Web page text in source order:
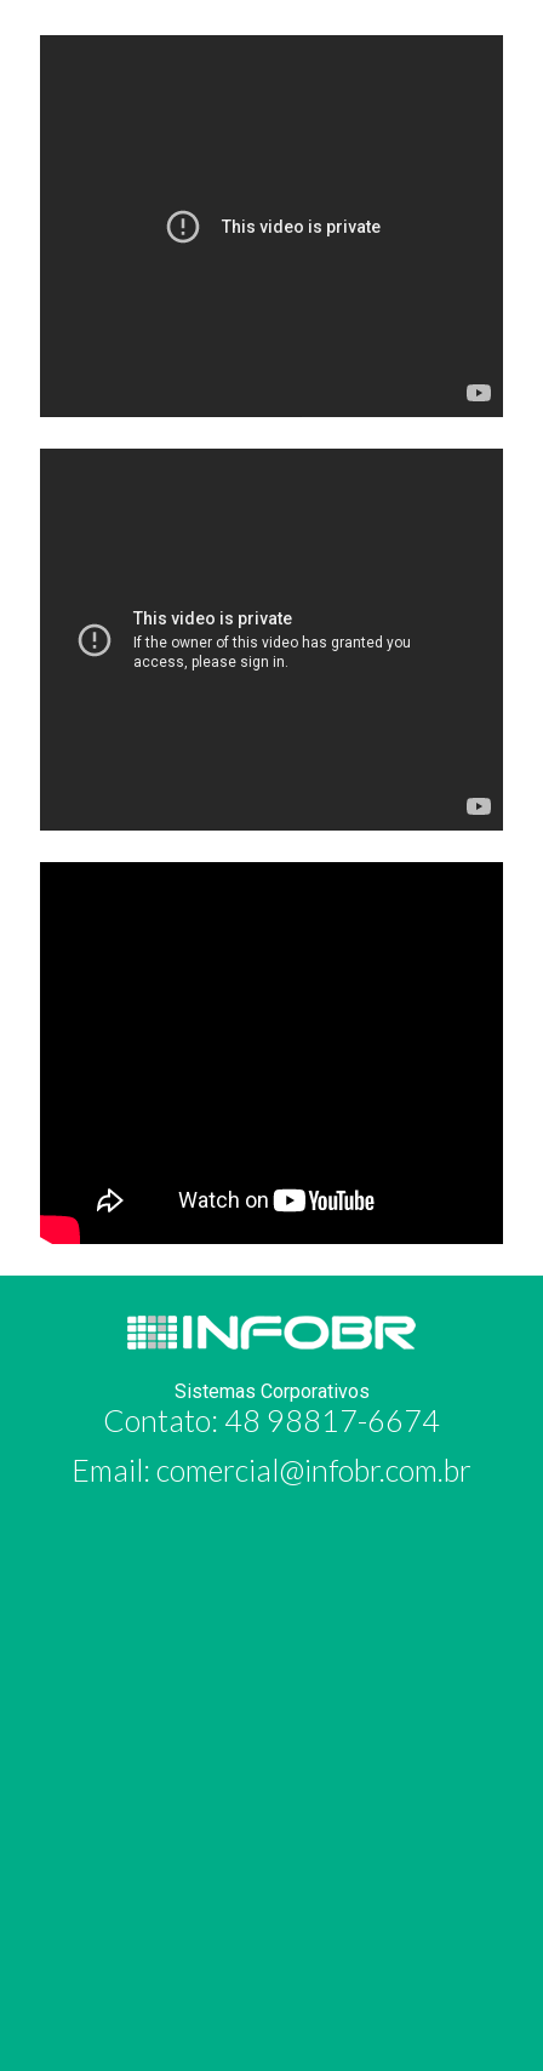
Sistemas Corporativos
Contato: 48 98817-6674
Email: comercial@infobr.com.br